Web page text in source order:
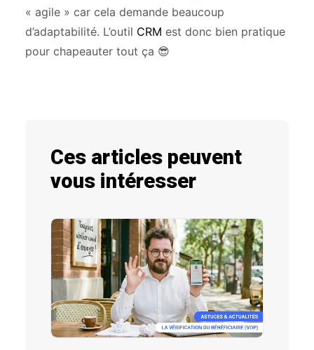
« agile » car cela demande beaucoup
d’adaptabilité. L’outil CRM est donc bien pratique
pour chapeauter tout ça 😎
Ces articles peuvent
vous intéresser